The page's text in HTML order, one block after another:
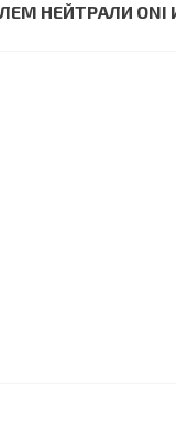
НЕЙТРАЛИ ONI